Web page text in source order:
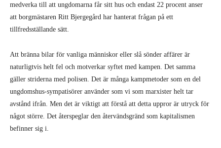
medverka till att ungdomarna får sitt hus och endast 22 procent anser
att borgmästaren Ritt Bjergegård har hanterat frågan på ett
tillfredsställande sätt.
Att bränna bilar för vanliga människor eller slå sönder affärer är
naturligtvis helt fel och motverkar syftet med kampen. Det samma
gäller striderna med polisen. Det är många kampmetoder som en del
ungdomshus-sympatisörer använder som vi som marxister helt tar
avstånd ifrån. Men det är viktigt att förstå att detta uppror är utryck för
något större. Det återspeglar den återvändsgränd som kapitalismen
befinner sig i.